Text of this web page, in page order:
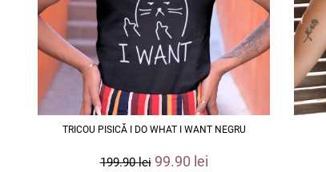
TRICOU PISICĂ I DO WHAT I WANT NEGRU
199.90lei 99.90 lei